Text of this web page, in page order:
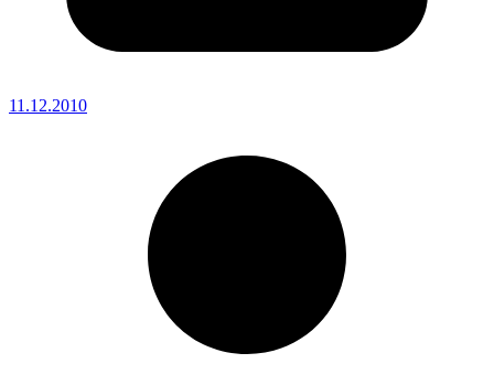
11.12.2010